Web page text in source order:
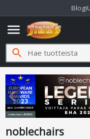
Blogi
menu
search
noblechairs